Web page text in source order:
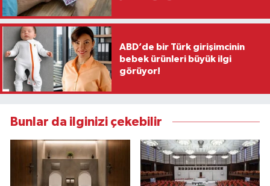
ABD’de bir Türk girişimcinin
bebek ürünleri büyük ilgi
görüyor!
Bunlar da ilginizi çekebilir